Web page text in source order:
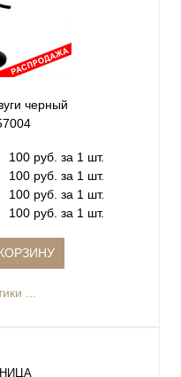
черный
100 руб. за 1 шт.
100 руб. за 1 шт.
100 руб. за 1 шт.
100 руб. за 1 шт.
...